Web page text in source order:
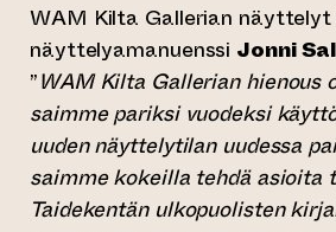
WAM Kilta Gallerian
näyttelyamanuenssi Jonni
”WAM Kilta Gallerian hienous
saimme pariksi vuodeksi
uuden näyttelytilan uudessa
saimme kokeilla tehdä asioita
Taidekentän ulkopuolisten